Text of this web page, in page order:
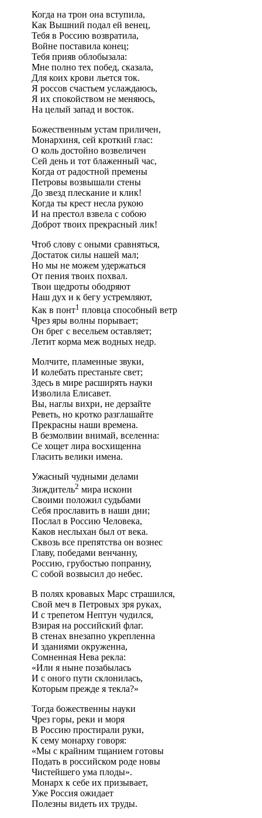
Когда на трон она вступила,
Как Вышний подал ей венец,
Тебя в Россию возвратила,
Войне поставила конец;
Тебя прияв облобызала:
Мне полно тех побед, сказала,
Для коих крови льется ток.
Я россов счастьем услаждаюсь,
Я их спокойством не меняюсь,
На целый запад и восток.
Божественным устам приличен,
Монархиня, сей кроткий глас:
О коль достойно возвеличен
Сей день и тот блаженный час,
Когда от радостной премены
Петровы возвышали стены
До звезд плескание и клик!
Когда ты крест несла рукою
И на престол взвела с собою
Доброт твоих прекрасный лик!
Чтоб слову с оными сравняться,
Достаток силы нашей мал;
Но мы не можем удержаться
От пения твоих похвал.
Твои щедроты ободряют
Наш дух и к бегу устремляют,
Как в понт1 пловца способный ветр
Чрез яры волны порывает;
Он брег с весельем оставляет;
Летит корма меж водных недр.
Молчите, пламенные звуки,
И колебать престаньте свет;
Здесь в мире расширять науки
Изволила Елисавет.
Вы, наглы вихри, не дерзайте
Реветь, но кротко разглашайте
Прекрасны наши времена.
В безмолвии внимай, вселенна:
Се хощет лира восхищенна
Гласить велики имена.
Ужасный чудными делами
Зиждитель2 мира искони
Своими положил судьбами
Себя прославить в наши дни;
Послал в Россию Человека,
Каков неслыхан был от века.
Сквозь все препятства он вознес
Главу, победами венчанну,
Россию, грубостью попранну,
С собой возвысил до небес.
В полях кровавых Марс страшился,
Свой меч в Петровых зря руках,
И с трепетом Нептун чудился,
Взирая на российский флаг.
В стенах внезапно укрепленна
И зданиями окруженна,
Сомненная Нева рекла:
«Или я ныне позабылась
И с оного пути склонилась,
Которым прежде я текла?»
Тогда божественны науки
Чрез горы, реки и моря
В Россию простирали руки,
К сему монарху говоря:
«Мы с крайним тщанием готовы
Подать в российском роде новы
Чистейшего ума плоды».
Монарх к себе их призывает,
Уже Россия ожидает
Полезны видеть их труды.